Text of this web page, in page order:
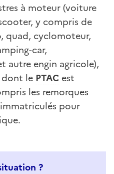
à moteur (voiture
y compris de
quad, cyclomoteur,
car,
autre engin agricole),
dont le PTAC est
les remorques
pour
?